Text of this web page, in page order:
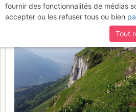
fournir des fonctionnalités de médias
accepter ou les refuser tous ou bien
Tout